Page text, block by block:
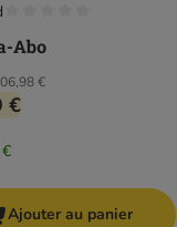
€
€
Ajouter au panier